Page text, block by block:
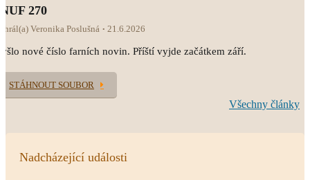
270
Veronika Poslušná 21.6.2026
nové číslo farních novin. Příští vyjde začátkem září.
STÁHNOUT SOUBOR
Všechny články
Nadcházející události